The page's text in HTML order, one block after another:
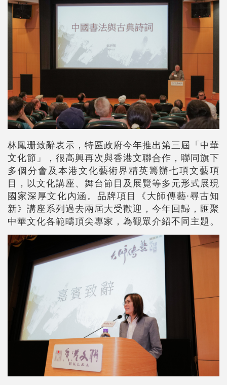
林鳳珊致辭表示，特區政府今年推出第三屆「中華
文化節」，很高興再次與香港文聯合作，聯同旗下
多個分會及本港文化藝術界精英籌辦七項文藝項
目，以文化講座、舞台節目及展覽等多元形式展現
國家深厚文化內涵。品牌項目《大師傳藝·尋古知
新》講座系列過去兩屆大受歡迎，今年回歸，匯聚
中華文化各範疇頂尖專家，為觀眾介紹不同主題。